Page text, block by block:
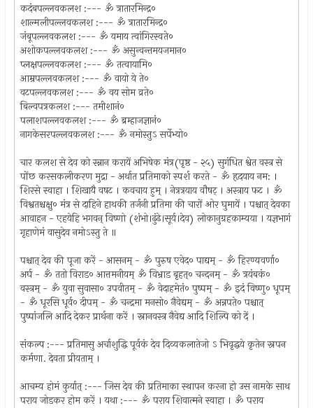
कदंबपल्लवकलश :--- ॐ त्रातारमिन्द्र०
शाल्मलीपल्लवकलश :--- ॐ त्रातारमिन्द्र०
जंबूपल्लवकलश :--- ॐ यमाय त्वांगिरस्वते०
अशोकपल्लवकलश :--- ॐ असुन्वन्तमयजमान०
प्लक्षपल्लवकलश :--- ॐ तत्वायामि०
आम्रपल्लवकलश :--- ॐ वायो ये ते०
वटपल्लवकलश :--- ॐ वय सोम व्रते०
बिल्वपत्रकलश :--- तमीशानं०
पलाशपल्लवकलश :--- ॐ ब्रम्हाजज्ञानं०
नागकेसरपल्लवकलश :--- ॐ नमोस्तुऽ सर्पेभ्यो०
चार कलश से देव को स्न्नान करायें अभिषेक मंत्र(पृष्ठ - २५) सुगंधित श्वेत वस्त्र से
पोंछ करसकलीकरण मुद्रा - अर्थात प्रतिमाको स्पर्श करते - ॐ हृदयाय नम: ।
शिरसे स्वाहा । शिखायै वषट । कवचाय हुम्‌ । नेत्रत्रयाय वौषट्‌ । अस्त्राय फ‍ट । ॐ
विश्वतश्चक्षु० मंत्र से दाहिने हाथकी तर्जनी प्रतिमा की चारों ओर घुमायें । पश्चात्‌ देवका
आवाहन - एहयेहि भगवन्‌ विष्णो (शंभो।ढुंढे।सूर्य।देव) लोकानुग्रहकाम्यया । यज्ञभागं
गृहाणेमं वासुदेव नमोऽस्तु ते ॥
पश्चात्‌ देव की पूजा करें - आसनम्‌ - ॐ पुरुष एवेद० पाद्यम्‌ - ॐ हिरण्यवर्णा०
अर्घ - ॐ ततो विराड० आत्तमनीयम्‌ ॐ विभ्राड बृहत्‌० चन्दनम्‌ - ॐ त्रयंबकं०
वस्त्रम्‌ - ॐ युवा सुवासा० उपवीतम्‌ - ॐ वेदाहमेतं० पुष्पम्‌ - ॐ इदं विष्णु० धूपम्‌
- ॐ धूरसि धूर्व० दीपम्‌ - ॐ चन्द्रमा मनसो० नैवेद्यम्‌ - ॐ अन्नपते० पश्चात्‌
पुष्पांजलि आदि देकर प्रार्थना करें । स्नानवस्त्र नैवेद्य आदि शिल्पि को दें ।
संकल्प :--- प्रतिमासु अर्चाशुद्धि पूर्वकं देव दिव्यकलातेजो ऽ भिवृद्धये कृतेन स्नपन
कर्मणा. देवता प्रीयताम्‌ ।
आचम्य होमं कुर्यात्‌ :--- जिस देव की प्रतिमाका स्थापन करना हो उस नामके साथ
पराय जोडकर होम करें । यथा :--- ॐ पराय शिवात्मने स्वाहा । ॐ पराय